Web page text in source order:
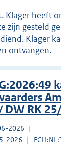
Klager heeft
zijn gesteld
Klager
ontvangen.
RK
2026
2026